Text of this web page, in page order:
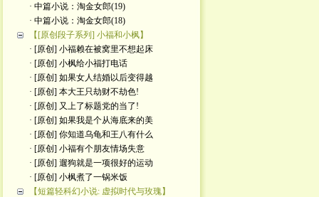
· 中篇小说：淘金女郎(19)
· 中篇小说：淘金女郎(18)
【[原创段子系列] 小福和小枫】
· [原创] 小福赖在被窝里不想起床
· [原创] 小枫给小福打电话
· [原创] 如果女人结婚以后变得越
· [原创] 本大王只劫财不劫色!
· [原创] 又上了标题党的当了!
· [原创] 如果我是个从海底来的美
· [原创] 你知道乌龟和王八有什么
· [原创] 小福有个朋友情场失意
· [原创] 遛狗就是一项很好的运动
· [原创] 小枫煮了一锅米饭
【短篇轻科幻小说: 虚拟时代与玫瑰】